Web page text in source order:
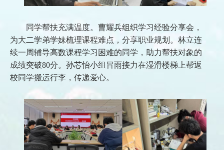
同学帮扶充满温度。曹耀兵组织学习经验分享会，
为大二学弟学妹梳理课程难点，分享职业规划。林立连
续一周辅导高数课程学习困难的同学，助力帮扶对象的
成绩突破80分。孙芯怡小组冒雨接力在湿滑楼梯上帮返
校同学搬运行李，传递爱心。